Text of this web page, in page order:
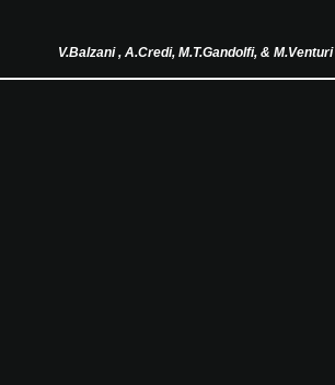
V.Balzani , A.Credi, M.T.Gandolfi, &